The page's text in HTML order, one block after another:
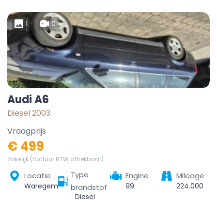
1 0
Audi A6
Diesel 2003
Vraagprijs
€ 499
Zakelijk (factuur BTW aftrekbaar)
Locatie
Waregem, Kortrijk, West Flanders, Flanders, 8790, Belgium
Type
brandstof
Diesel
Engine
99
Mileage
224.000